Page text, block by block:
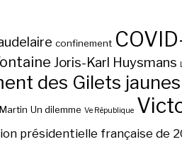
confinement
Joris-Karl Huysmans
des Gilets jaunes
Un dilemme Ve République
présidentielle française de